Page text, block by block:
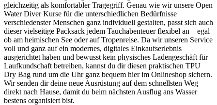
gleichzeitig als komfortabler Tragegriff. Genau wie wir unsere Open
Water Diver Kurse für die unterschiedlichen Bedürfnisse
verschiedenster Menschen ganz individuell gestalten, passt sich auch
dieser vielseitige Packsack jedem Tauchabenteuer flexibel an – egal
ob am heimischen See oder auf Tropenreise. Da wir unseren Service
voll und ganz auf ein modernes, digitales Einkaufserlebnis
ausgerichtet haben und bewusst kein physisches Ladengeschäft für
Laufkundschaft betreiben, kannst du dir diesen praktischen TPU
Dry Bag rund um die Uhr ganz bequem hier im Onlineshop sichern.
Wir senden dir deine neue Ausrüstung auf dem schnellsten Weg
direkt nach Hause, damit du beim nächsten Ausflug ans Wasser
bestens organisiert bist.